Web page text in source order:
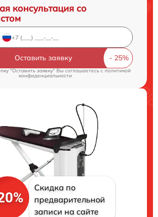
консультация со
Оставить заявку
"Оставить заявку" Вы соглашаетесь cполитикой
конфиденциальности
Скидка по
предварительной
записи на сайте